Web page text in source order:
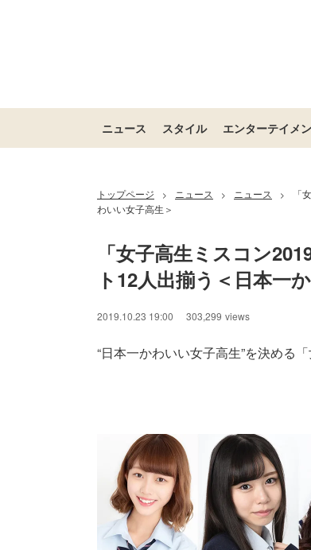
ニュース スタイル エンターテイメ
トップページ > ニュース > ニュース >
「
わいい女子高生＞
「女子高生ミスコン
ト12人出揃う＜日本一
2019.10.23 19:00 303,299 views
“日本一かわいい女子高生”を決める